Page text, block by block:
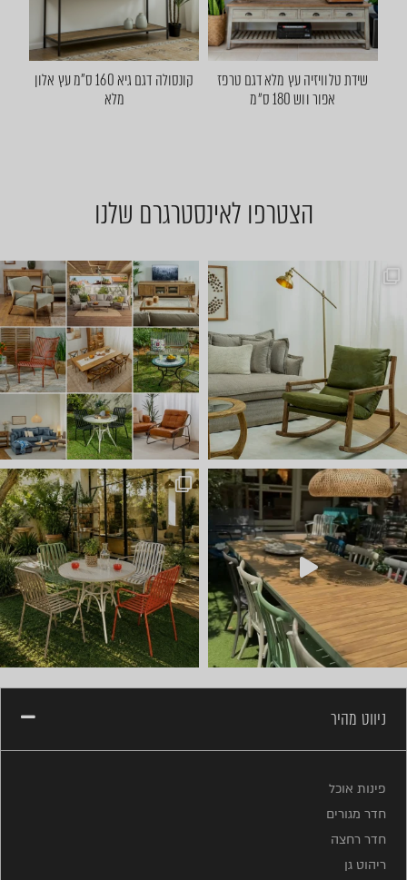
שידת טלוויזיה עץ מלא דגם טרפז
אפור ווש 180 ס״מ
קונסולה דגם גיא 160 ס"מ עץ אלון
מלא
הצטרפו לאינסטרגרם שלנו
שישי שמח אצלנו 🤩 באים להתח
חדש ⭐ קונטיינרים של ריהוט ל
ניווט מהיר
פינות אוכל
חדר מגורים
חדר רחצה
ריהוט גן